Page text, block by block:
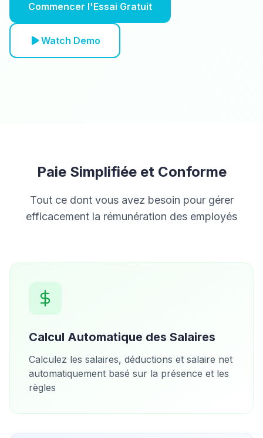
Commencer l'Essai Gratuit
Watch Demo
Paie Simplifiée et Conforme
Tout ce dont vous avez besoin pour gérer
efficacement la rémunération des employés
Calcul Automatique des Salaires
Calculez les salaires, déductions et salaire net
automatiquement basé sur la présence et les
règles